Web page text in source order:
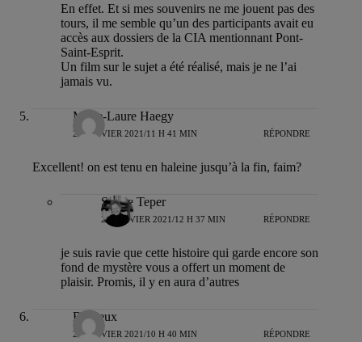
En effet. Et si mes souvenirs ne me jouent pas des
tours, il me semble qu’un des participants avait eu
accès aux dossiers de la CIA mentionnant Pont-
Saint-Esprit.
Un film sur le sujet a été réalisé, mais je ne l’ai
jamais vu.
Marie-Laure Haegy
20 JANVIER 2021/11 H 41 MIN RÉPONDRE
Excellent! on est tenu en haleine jusqu’à la fin, faim?
Sylvie Teper
20 JANVIER 2021/12 H 37 MIN RÉPONDRE
je suis ravie que cette histoire qui garde encore son
fond de mystère vous a offert un moment de
plaisir. Promis, il y en aura d’autres
Boureux
22 JANVIER 2021/10 H 40 MIN RÉPONDRE